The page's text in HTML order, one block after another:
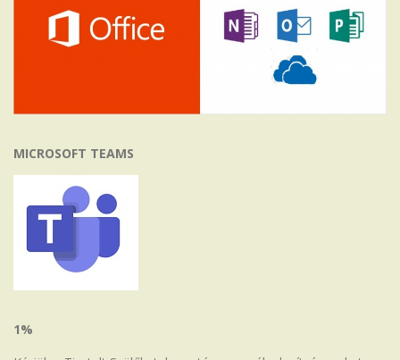
MICROSOFT TEAMS
1%